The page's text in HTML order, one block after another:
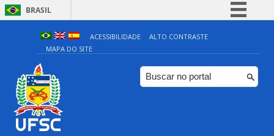
BRASIL
Simplifique!
Comunica BR
Participe
ACESSIBILIDADE
ALTO CONTRASTE
MAPA DO SITE